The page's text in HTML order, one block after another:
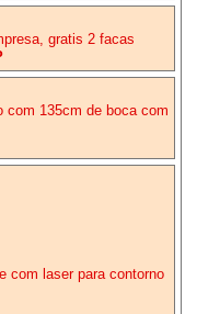
gratis 2 facas
com 135cm de boca com
com laser para contorno